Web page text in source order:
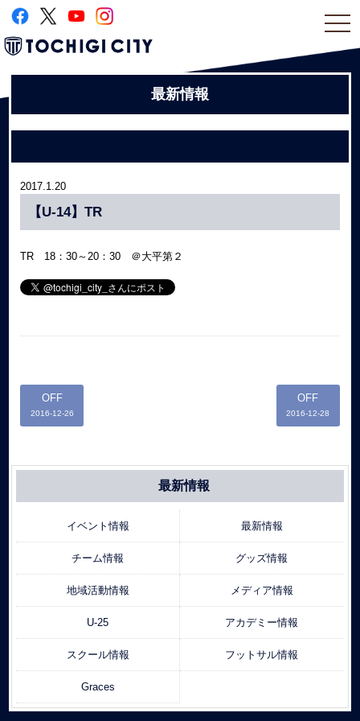
最新情報
2017.1.20
【U-14】TR
TR 18：30～20：30 ＠大平第２
OFF
2016-12-26
OFF
2016-12-28
最新情報
イベント情報 最新情報
チーム情報 グッズ情報
地域活動情報 メディア情報
U-25 アカデミー情報
スクール情報 フットサル情報
Graces